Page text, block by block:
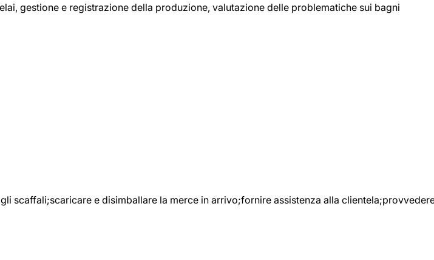
gestione e registrazione della produzione, valutazione delle problematiche sui bagni
scaffali;scaricare e disimballare la merce in arrivo;fornire assistenza alla